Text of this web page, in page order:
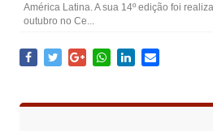
América Latina. A sua 14º edição foi
outubro no Ce...